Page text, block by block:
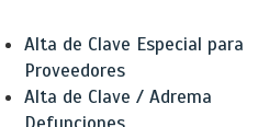
Alta de Clave Especial para
Proveedores
Alta de Clave / Adrema